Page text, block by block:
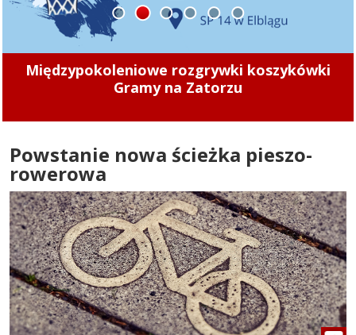
„Zamiast chodnika jest nieutwardzone
klepisko. To znacząco utrudnia poruszanie się
1 2 3 4 5 6
Powstanie nowa ścieżka pieszo-
rowerowa